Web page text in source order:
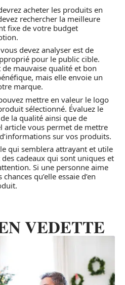
acheter les produits en
rechercher la meilleure
fixe de votre budget
devez analyser est de
pour le public cible.
de mauvaise qualité et bon
mais elle envoie un
marque.
mettre en valeur le logo
sélectionné. Évaluez le
la qualité ainsi que de
article vous permet de mettre
sur vos produits.
qui semblera attrayant et utile
cadeaux qui sont uniques et
Si une personne aime
qu’elle essaie d’en
VEDETTE